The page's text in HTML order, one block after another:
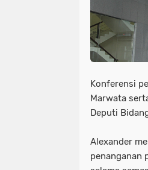
Konferensi
Marwata
Deputi
Alexander
penanganan